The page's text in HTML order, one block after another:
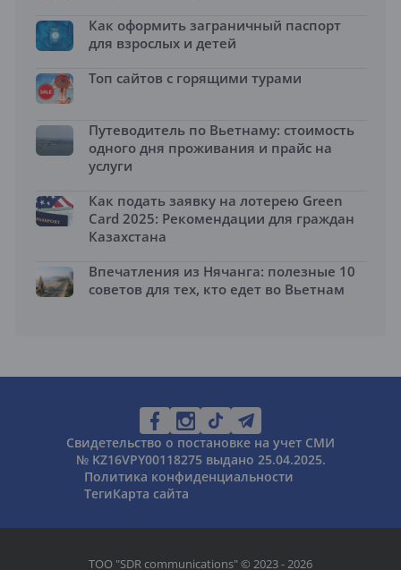
Как оформить заграничный паспорт
для взрослых и детей
Топ сайтов с горящими турами
Путеводитель по Вьетнаму: стоимость
одного дня проживания и прайс на
услуги
Как подать заявку на лотерею Green
Card 2025: Рекомендации для граждан
Казахстана
Впечатления из Нячанга: полезные 10
советов для тех, кто едет во Вьетнам
Свидетельство о постановке на учет СМИ
№ KZ16VPY00118275 выдано 25.04.2025.
Политика конфиденциальности
ТегиКарта сайта
ТОО "SDR communications" © 2023 - 2026